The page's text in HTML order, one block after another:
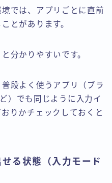
では、アプリごとに直前
とがあります。
分かりやすいです。
段よく使うアプリ（ブラ
）でも同じように入力イ
りかチェックしておくと
る状態（入力モード